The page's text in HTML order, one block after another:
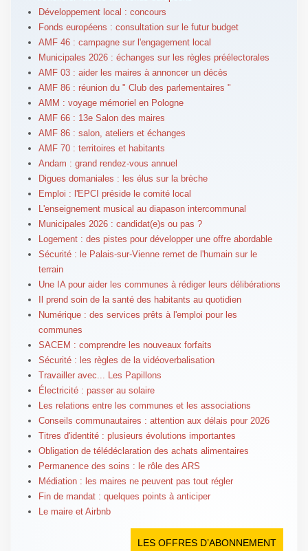
Développement local : concours
Fonds européens : consultation sur le futur budget
AMF 46 : campagne sur l'engagement local
Municipales 2026 : échanges sur les règles préélectorales
AMF 03 : aider les maires à annoncer un décès
AMF 86 : réunion du " Club des parlementaires "
AMM : voyage mémoriel en Pologne
AMF 66 : 13e Salon des maires
AMF 86 : salon, ateliers et échanges
AMF 70 : territoires et habitants
Andam : grand rendez-vous annuel
Digues domaniales : les élus sur la brèche
Emploi : l'EPCI préside le comité local
L'enseignement musical au diapason intercommunal
Municipales 2026 : candidat(e)s ou pas ?
Logement : des pistes pour développer une offre abordable
Sécurité : le Palais-sur-Vienne remet de l'humain sur le
terrain
Une IA pour aider les communes à rédiger leurs délibérations
Il prend soin de la santé des habitants au quotidien
Numérique : des services prêts à l'emploi pour les
communes
SACEM : comprendre les nouveaux forfaits
Sécurité : les règles de la vidéoverbalisation
Travailler avec... Les Papillons
Électricité : passer au solaire
Les relations entre les communes et les associations
Conseils communautaires : attention aux délais pour 2026
Titres d'identité : plusieurs évolutions importantes
Obligation de télédéclaration des achats alimentaires
Permanence des soins : le rôle des ARS
Médiation : les maires ne peuvent pas tout régler
Fin de mandat : quelques points à anticiper
Le maire et Airbnb
LES OFFRES D’ABONNEMENT